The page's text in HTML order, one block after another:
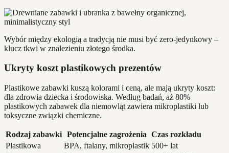
Wybór między ekologią a tradycją nie musi być zero-jedynkowy –
klucz tkwi w znalezieniu złotego środka.
Ukryty koszt plastikowych prezentów
Plastikowe zabawki kuszą kolorami i ceną, ale mają ukryty koszt:
dla zdrowia dziecka i środowiska. Według badań, aż 80%
plastikowych zabawek dla niemowląt zawiera mikroplastiki lub
toksyczne związki chemiczne.
Rodzaj zabawki Potencjalne zagrożenia Czas rozkładu
Plastikowa
BPA, ftalany, mikroplastik 500+ lat